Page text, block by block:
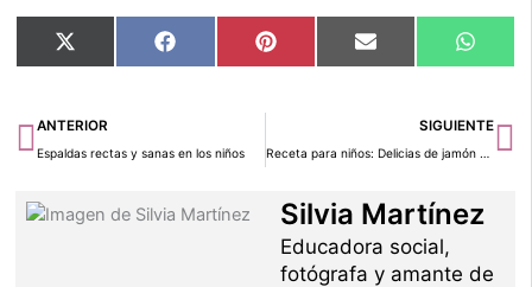
Compartir
en
X
(Twitter)
Compartir
en
Facebook Compartir
en
Pinterest Compartir
en
Email
en
Ant
ANTERIOR
Espaldas rectas y sanas en los niños
SIGUIENTE
Receta para niños: Delicias de jamón y queso con ensalada
Silvia Martínez
Educadora social,
fotógrafa y amante de